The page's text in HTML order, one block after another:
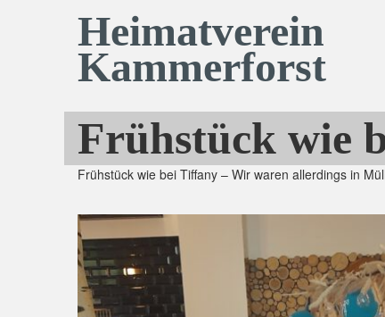
Heimatverein
Kammerforst
Frühstück wie
Frühstück wie bei Tiffany – Wir waren allerdings in